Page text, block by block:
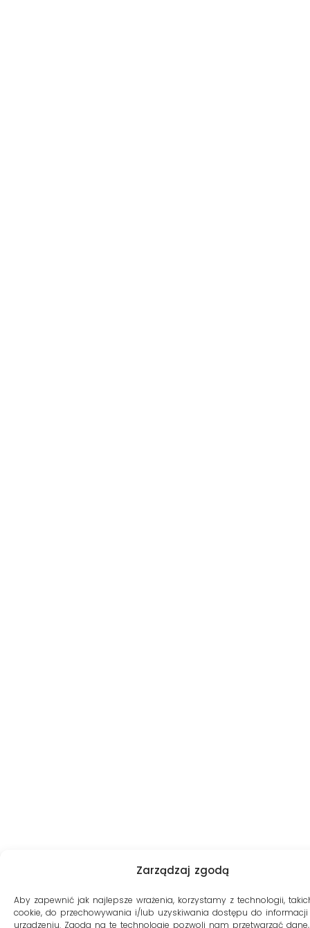
Zarządzaj zgodą
Aby zapewnić jak najlepsze wrażenia, korzystamy z technologii,
cookie, do przechowywania i/lub uzyskiwania dostępu do
urządzeniu. Zgoda na te technologie pozwoli nam przetwarzać